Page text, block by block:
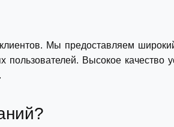
Мы предоставляем
Высокое качество